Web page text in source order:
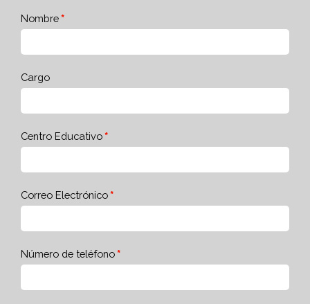
Nombre
Cargo
Centro Educativo
Correo Electrónico
Número de teléfono